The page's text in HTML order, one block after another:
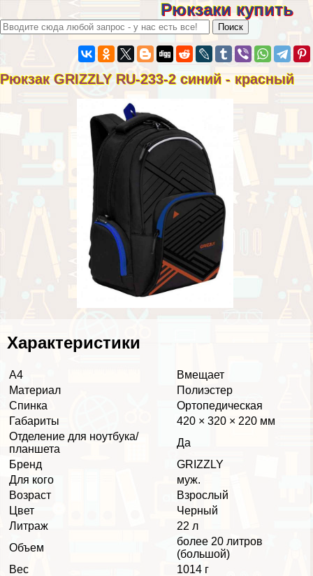
Рюкзаки купить
Рюкзак GRIZZLY RU-233-2 синий - красный
Хаpaктеристики
А4
Вмещает
Материал
Полиэстер
Спинка
Ортопедическая
Габариты
420 × 320 × 220 мм
Отделение для ноутбука/
планшета
Да
Бренд
GRIZZLY
Для кого
муж.
Возраст
Взрослый
Цвет
Черный
Литраж
22 л
Объем
более 20 литров
(большой)
Вес
1014 г